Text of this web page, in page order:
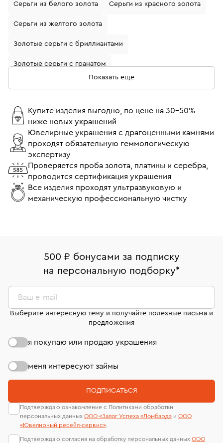
Серьги из белого золота Серьги из красного золота
Серьги из желтого золота
Золотые серьги с бриллиантами
Золотые серьги с гранатом
Золотые серьги с рубином
Серьги из белого золота с бриллиантами
Серьги пусеты (гвоздики) Серьги с бриллиантами
Серьги 750 пробы
Серьги пусеты (гвоздики) с бриллиантами
Золотые серьги пусеты (гвоздики) Серьги Cartier
Серьги с белым топазом Серьги с рубином
Серьги с топазом и бриллиантами
Серьги с турмалином Серьги с сапфиром
Серьги с розовым кварцем Серьги с фианитом
Серьги с танзанитом Серьги с французским замком
Показать еще
Купите изделия выгодно, по цене на 30-50%
ниже новых украшений
Ювелирные украшения с драгоценными камнями
проходят обязательную геммологическую
экспертизу
Проверяется проба золота, платины и серебра,
проводится сертификация украшения
Все изделия проходят ультразвуковую и
механическую профессиональную чистку
500 ₽ бонусами за подписку
на персональную подборку*
Ваш e-mail
Выберите интересную тему и получайте полезные письма и
предложения
я покупаю или продаю украшения
меня интересуют займы
ПОДПИСАТЬСЯ
Подтверждаю ознакомление с Политиками обработки
персональных данных ООО «Залог Успеха «Ломбард» и ООО
«Ювелирный ресейл-сервиc».
Подтверждаю согласия на обработку персональных данных ООО